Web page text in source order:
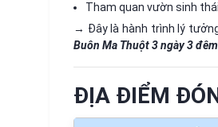
Tham quan vườn sinh thái
→ Đây là hành trình lý
Buôn Ma Thuột 3 ngày 3 đêm
ĐỊA ĐIỂM